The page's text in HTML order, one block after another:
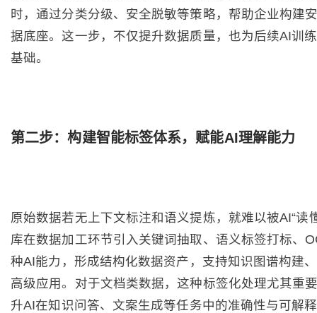
时，通过分类分级、安全脱敏等策略，帮助企业构建
据底座。这一步，不仅提升数据质量，也为后续AI训
基础。
第二步：构建智能标签体系，赋能AI理解能力
原始数据若无上下文标注和语义提炼，就难以被AI“读
库在数据加工环节引入关键词抽取、语义标签打标、
种AI能力，形成结构化数据资产，支持知识图谱构建
高级应用。对于文档类数据，这种标签化处理尤其重
升AI在知识问答、文案生成等任务中的准确性与可解